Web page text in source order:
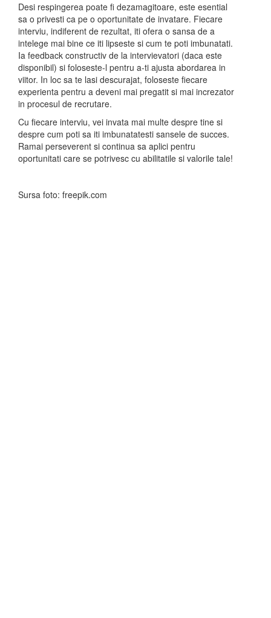
Desi respingerea poate fi dezamagitoare, este esential
sa o privesti ca pe o oportunitate de invatare. Fiecare
interviu, indiferent de rezultat, iti ofera o sansa de a
intelege mai bine ce iti lipseste si cum te poti imbunatati.
Ia feedback constructiv de la intervievatori (daca este
disponibil) si foloseste-l pentru a-ti ajusta abordarea in
viitor. In loc sa te lasi descurajat, foloseste fiecare
experienta pentru a deveni mai pregatit si mai increzator
in procesul de recrutare.
Cu fiecare interviu, vei invata mai multe despre tine si
despre cum poti sa iti imbunatatesti sansele de succes.
Ramai perseverent si continua sa aplici pentru
oportunitati care se potrivesc cu abilitatile si valorile tale!
Sursa foto: freepik.com